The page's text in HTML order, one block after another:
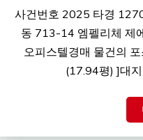
사건번호 2025 타경
동 713-14 엠펠리체 제
오피스텔경매 물건의
(17.94평) ]대